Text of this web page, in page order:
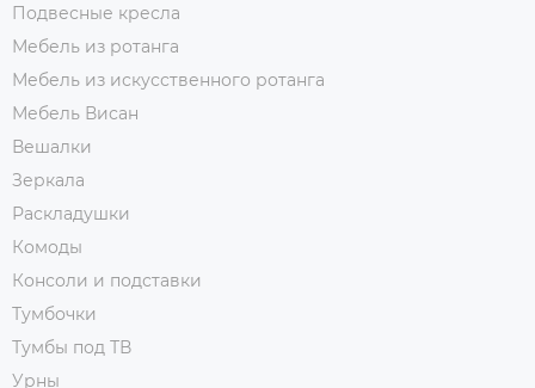
Подвесные кресла
Мебель из ротанга
Мебель из искусственного ротанга
Мебель Висан
Вешалки
Зеркала
Раскладушки
Комоды
Консоли и подставки
Тумбочки
Тумбы под ТВ
Урны